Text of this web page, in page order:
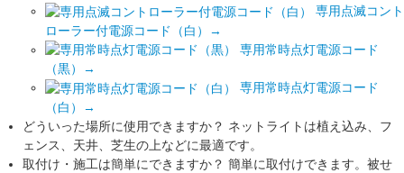
専用点滅コント
ローラー付電源コード（白）→
専用常時点灯電源コード
（黒）→
専用常時点灯電源コード
（白）
→
どういった場所に使用できますか？ ネットライトは植え込み、フ
ェンス、天井、芝生の上などに最適です。
取付け・施工は簡単にできますか？ 簡単に取付けできます。被せ